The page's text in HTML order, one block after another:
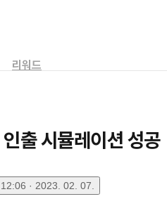
리워드
출 시뮬레이션 성공
· 2023. 02. 07.